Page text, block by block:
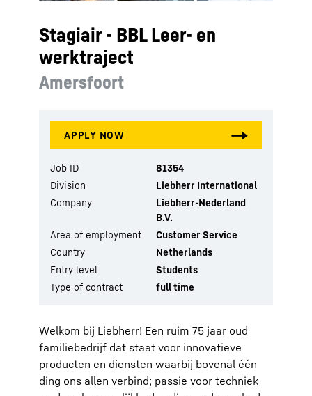
Stagiair - BBL Leer- en
werktraject
Amersfoort
Welkom bij Liebherr! Een ruim 75 jaar oud
familiebedrijf dat staat voor innovatieve
producten en diensten waarbij bovenal één
ding ons allen verbind; passie voor techniek
Job ID
81354
Division
Liebherr International
Company
Liebherr-Nederland
B.V.
Area of employment
Customer Service
Country
Netherlands
Entry level
Students
Type of contract
full time